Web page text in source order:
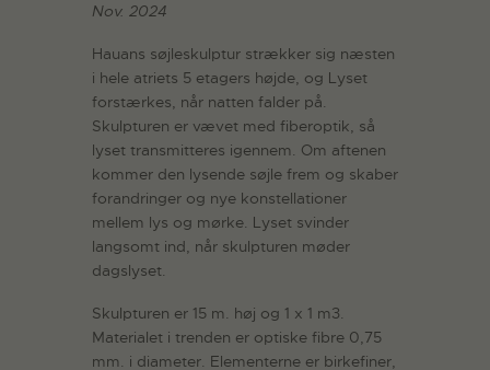
Nov. 2024
Hauans søjleskulptur strækker sig næsten
i hele atriets 5 etagers højde, og Lyset
forstærkes, når natten falder på.
Skulpturen er vævet med fiberoptik, så
lyset transmitteres igennem. Om aftenen
kommer den lysende søjle frem og skaber
forandringer og nye konstellationer
mellem lys og mørke. Lyset svinder
langsomt ind, når skulpturen møder
dagslyset.
Skulpturen er 15 m. høj og 1 x 1 m3.
Materialet i trenden er optiske fibre 0,75
mm. i diameter. Elementerne er birkefiner,